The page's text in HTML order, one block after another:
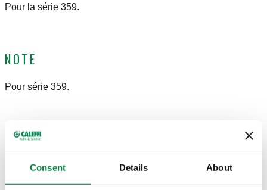
Consent Details About
Pour la série 359.
NOTE
Pour série 359.
DESSINS ET SPÉCIFICATIONS